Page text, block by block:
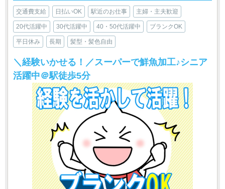
交通費支給 日払いOK 駅近のお仕事 主婦・主夫歓迎
20代活躍中 30代活躍中 40・50代活躍中 ブランクOK
平日休み 長期 髪型・髪色自由
＼経験いかせる！／スーパーで鮮魚加工♪シニア
活躍中＠駅徒歩5分